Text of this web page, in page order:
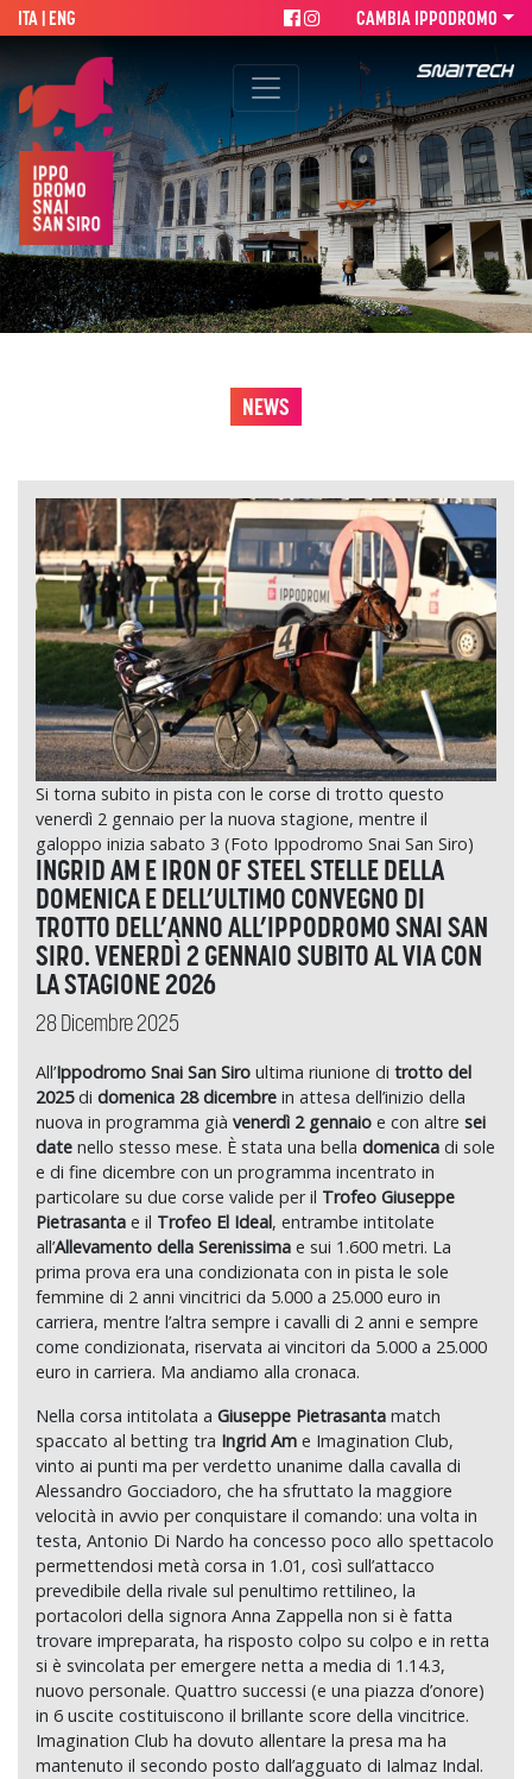
ITA | ENG CAMBIA IPPODROMO
NEWS
Si torna subito in pista con le corse di trotto questo
venerdì 2 gennaio per la nuova stagione, mentre il
galoppo inizia sabato 3 (Foto Ippodromo Snai San Siro)
INGRID AM E IRON OF STEEL STELLE DELLA
DOMENICA E DELL’ULTIMO CONVEGNO DI
TROTTO DELL’ANNO ALL’IPPODROMO SNAI SAN
SIRO. VENERDÌ 2 GENNAIO SUBITO AL VIA CON
LA STAGIONE 2026
28 Dicembre 2025
All’Ippodromo Snai San Siro ultima riunione di trotto del
2025di domenica 28 dicembre in attesa dell’inizio della
nuova in programma già venerdì 2 gennaio e con altre sei
date nello stesso mese. È stata una bella domenica di sole
e di fine dicembre con un programma incentrato in
particolare su due corse valide per il Trofeo Giuseppe
Pietrasanta e il Trofeo El Ideal, entrambe intitolate
all’Allevamento della Serenissima e sui 1.600 metri. La
prima prova era una condizionata con in pista le sole
femmine di 2 anni vincitrici da 5.000 a 25.000 euro in
carriera, mentre l’altra sempre i cavalli di 2 anni e sempre
come condizionata, riservata ai vincitori da 5.000 a 25.000
euro in carriera. Ma andiamo alla cronaca.
Nella corsa intitolata a Giuseppe Pietrasanta match
spaccato al betting tra Ingrid Am e Imagination Club,
vinto ai punti ma per verdetto unanime dalla cavalla di
Alessandro Gocciadoro, che ha sfruttato la maggiore
velocità in avvio per conquistare il comando: una volta in
testa, Antonio Di Nardo ha concesso poco allo spettacolo
permettendosi metà corsa in 1.01, così sull’attacco
prevedibile della rivale sul penultimo rettilineo, la
portacolori della signora Anna Zappella non si è fatta
trovare impreparata, ha risposto colpo su colpo e in retta
si è svincolata per emergere netta a media di 1.14.3,
nuovo personale. Quattro successi (e una piazza d’onore)
in 6 uscite costituiscono il brillante score della vincitrice.
Imagination Club ha dovuto allentare la presa ma ha
mantenuto il secondo posto dall’agguato di Ialmaz Indal.